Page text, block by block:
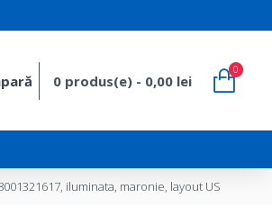
0 produs(e) - 0,00 lei
0
iluminata, maronie, layout US